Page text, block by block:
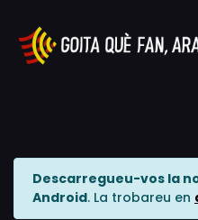
Descarregueu-vos la
Android. La trobareu en